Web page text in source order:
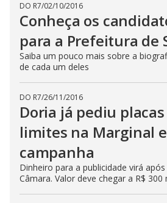
DO R7/02/10/2016
Conheça os
para a Prefeitura de
Saiba um pouco mais sobre a
de cada um deles
DO R7/26/11/2016
Doria já pediu
limites na Marginal
campanha
Dinheiro para a publicidade virá
Câmara. Valor deve chegar a R$ 300